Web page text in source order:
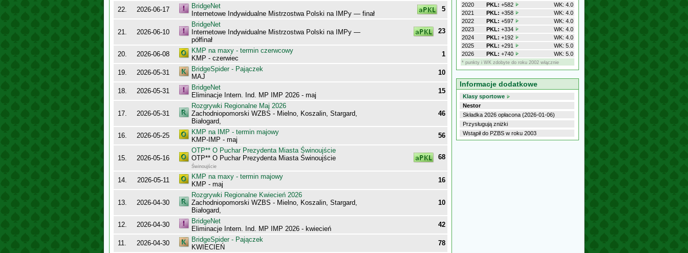
22. 2026-06-17
BridgeNet
Internetowe Indywidualne Mistrzostwa Polski na IMPy — finał
5
21. 2026-06-10
BridgeNet
Internetowe Indywidualne Mistrzostwa Polski na IMPy —
półfinał
23
20. 2026-06-08
KMP na maxy - termin czerwcowy
KMP - czerwiec
1
19. 2026-05-31
BridgeSpider - Pajączek
MAJ
10
18. 2026-05-31
BridgeNet
Eliminacje Intern. Ind. MP IMP 2026 - maj
15
17. 2026-05-31
Rozgrywki Regionalne Maj 2026
Zachodniopomorski WZBS - Mielno, Koszalin, Stargard,
Białogard,
46
16. 2026-05-25
KMP na IMP - termin majowy
KMP-IMP - maj
56
15. 2026-05-16
OTP** O Puchar Prezydenta Miasta Świnoujście
OTP** O Puchar Prezydenta Miasta Świnoujście
Świnoujście
68
14. 2026-05-11
KMP na maxy - termin majowy
KMP - maj
16
13. 2026-04-30
Rozgrywki Regionalne Kwiecień 2026
Zachodniopomorski WZBS - Mielno, Koszalin, Stargard,
Białogard,
10
12. 2026-04-30
BridgeNet
Eliminacje Intern. Ind. MP IMP 2026 - kwiecień
42
11. 2026-04-30
BridgeSpider - Pajączek
KWIECIEŃ
78
2020
PKL: +582
WK: 4.0
2021
PKL: +358
WK: 4.0
2022
PKL: +597
WK: 4.0
2023
PKL: +334
WK: 4.0
2024
PKL: +192
WK: 4.0
2025
PKL: +291
WK: 5.0
2026
PKL: +740 WK: 5.0
* punkty i WK zdobyte do roku 2002 włącznie
Informacje dodatkowe
Klasy sportowe
Nestor
Składka 2026 opłacona (2026-01-06)
Przysługują zniżki
Wstąpił do PZBS w roku 2003